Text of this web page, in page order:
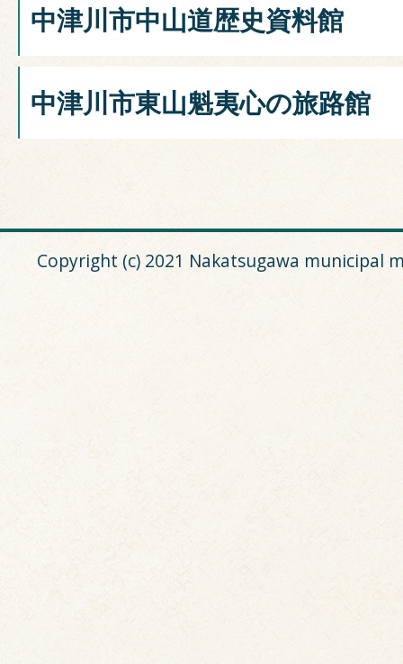
中津川市中山道歴史資料館
中津川市東山魁夷心の旅路館
Copyright (c) 2021 Nakatsugawa municipal